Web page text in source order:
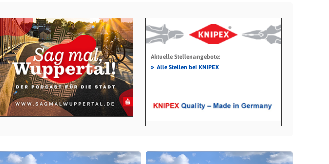
Aktuelle Stellenangebote:
» Alle Stellen bei KNIPEX